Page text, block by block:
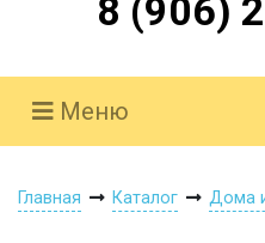
8 (906)
Меню
Главная Каталог Дома